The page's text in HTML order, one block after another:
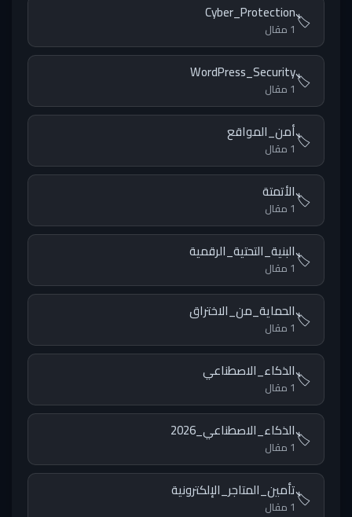
🏷️
Cyber_Protection
1 مقال
🏷️
WordPress_Security
1 مقال
🏷️أمن_المواقع
1 مقال
🏷️الأتمتة
1 مقال
🏷️البنية_التحتية_الرقمية
1 مقال
🏷️الحماية_من_الاختراق
1 مقال
🏷️الذكاء_الاصطناعي
1 مقال
🏷️الذكاء_الاصطناعي_2026
1 مقال
🏷️تأمين_المتاجر_الإلكترونية
1 مقال